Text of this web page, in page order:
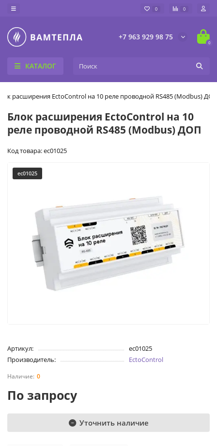
0 0
+7 963 929 98 75
0
КАТАЛОГ
расширения EctoControl на 10 реле проводной RS485 (Modbus) ДОП
Блок расширения EctoControl на 10
реле проводной RS485 (Modbus) ДОП
Код товара: ec01025
ec01025
Артикул:
ec01025
Производитель:
EctoControl
0
По запросу
Уточнить наличие